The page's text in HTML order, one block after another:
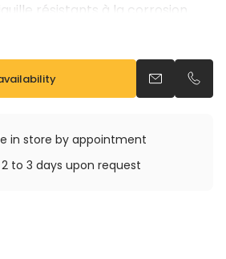
résistants à la corrosion
Send anCall
in store by appointment
to 3 days upon request